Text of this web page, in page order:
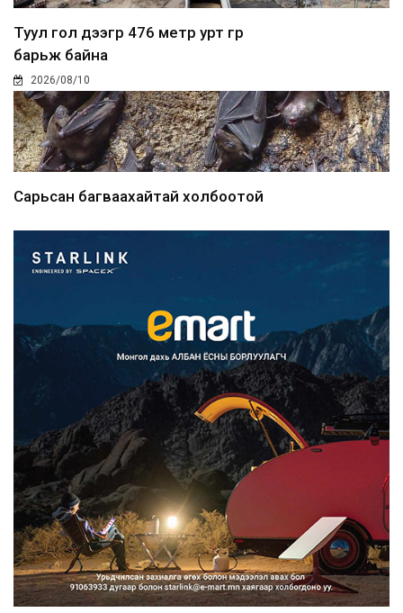
Туул гол дээгүүр 476 метр урт гүүр
барьж байна
2026/08/10
Сарьсан багваахайтай холбоотой
Улсын дугаарын тэгш, сондгойгоор
ангилан хөдөлгөөн...
2026/08/10
Нарантуул, Дүнжингарав, Шинэ 100
айл худалдааны тө...
2026/08/10